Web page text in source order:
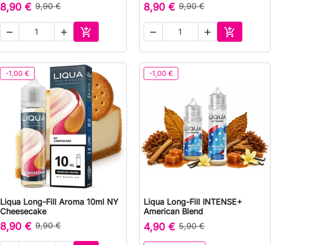
8,90 € 9,90 €
  
In den Warenkorb
8,90 € 9,90 €
  
In den Warenkorb
-1,00 €
 Vorschau
Liqua Long-Fill Aroma 10ml NY
Cheesecake
8,90 € 9,90 €
-1,00 €
 Vorschau
Liqua Long-Fill INTENSE+
American Blend
4,90 € 5,90 €